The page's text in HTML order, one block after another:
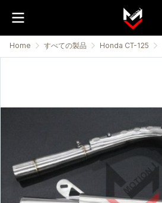
Home すべての製品 Honda CT-125